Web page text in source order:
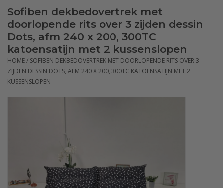
(Hoes) Laken en Lakensets
Sofiben Outlet
Sofiben BLOG
Sofiben dekbedovertrek met
doorlopende rits over 3 zijden dessin
Dots, afm 240 x 200, 300TC
katoensatijn met 2 kussenslopen
HOME/ SOFIBEN DEKBEDOVERTREK MET DOORLOPENDE RITS OVER 3
ZIJDEN DESSIN DOTS, AFM 240 X 200, 300TC KATOENSATIJN MET 2
KUSSENSLOPEN